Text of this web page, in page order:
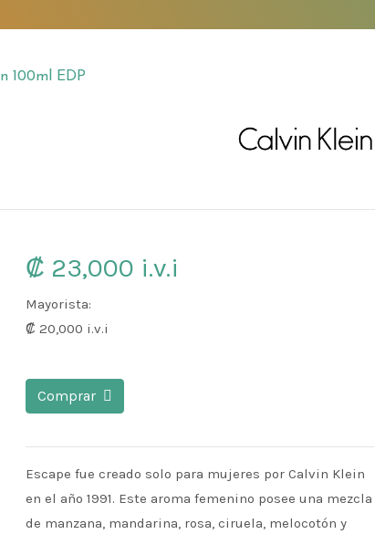
100ml EDP
₡ 23,000 i.v.i
Mayorista:
₡ 20,000 i.v.i
Comprar
Escape fue creado solo para mujeres por Calvin Klein
en el año 1991. Este aroma femenino posee una mezcla
de manzana, mandarina, rosa, ciruela, melocotón y